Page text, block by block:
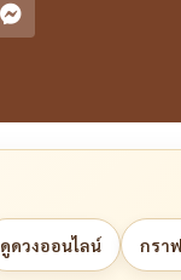
ดูดวงออนไลน์ กรา